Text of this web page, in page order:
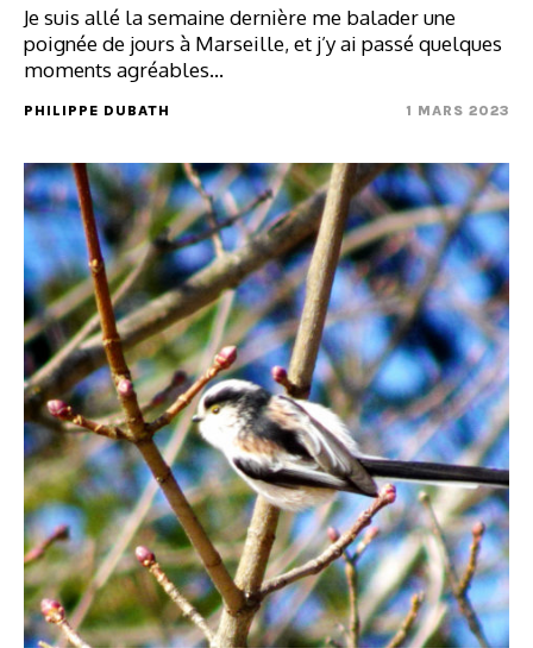
Je suis allé la semaine dernière me balader une
poignée de jours à Marseille, et j’y ai passé quelques
moments agréables…
PHILIPPE DUBATH 1 MARS 2023